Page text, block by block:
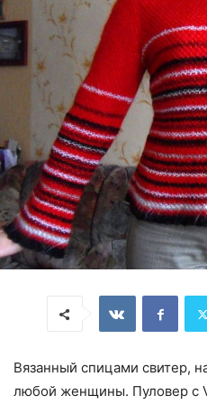
Вязанный спицами свитер,
любой женщины. Пуловер с